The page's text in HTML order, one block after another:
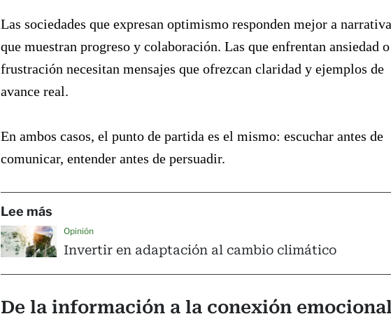
Las sociedades que expresan optimismo responden mejor a
que muestran progreso y colaboración. Las que enfrentan ansiedad o
frustración necesitan mensajes que ofrezcan claridad y ejemplos de
avance real.
En ambos casos, el punto de partida es el mismo: escuchar antes de
comunicar, entender antes de persuadir.
Lee más
Opinión
Invertir en adaptación al cambio climático
De la información a la conexión